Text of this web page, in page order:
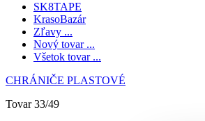
SK8TAPE
KrasoBazár
Zľavy ...
Nový tovar ...
Všetok tovar ...
CHRÁNIČE PLASTOVÉ
Tovar 33/49